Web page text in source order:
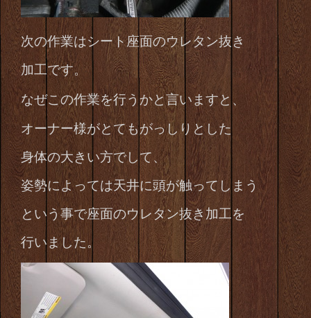
次の作業はシート座面のウレタン抜き
加工です。
なぜこの作業を行うかと言いますと、
オーナー様がとてもがっしりとした
身体の大きい方でして、
姿勢によっては天井に頭が触ってしまう
という事で座面のウレタン抜き加工を
行いました。